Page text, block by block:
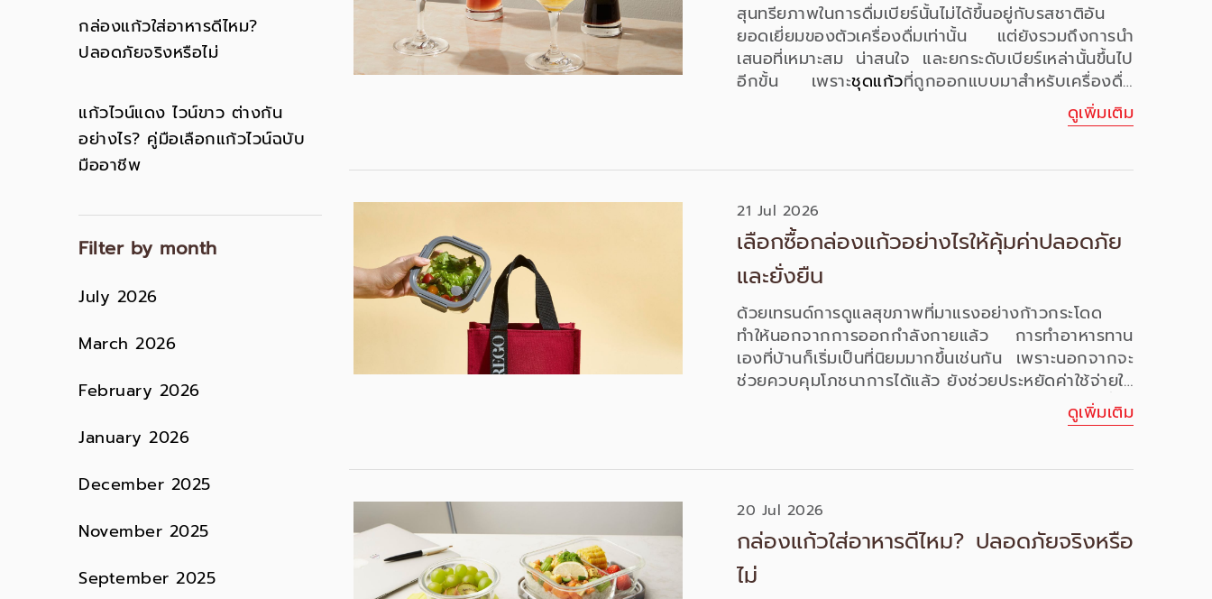
สุนทรียภาพในการดื่มเบียร์นั้นไม่ได้ขึ้นอยู่กับรสชาติอัน
ยอดเยี่ยมของตัวเครื่องดื่มเท่านั้น แต่ยังรวมถึงการนำ
เสนอที่เหมาะสม น่าสนใจ และยกระดับเบียร์เหล่านั้นขึ้นไป
อีกขั้น เพราะชุดแก้วที่ถูกออกแบบมาสำหรับเครื่องดื่ม
หรือแม้แต่ดูเพิ่มเติม
21 Jul 2026
เลือกซื้อกล่องแก้วอย่างไรให้คุ้มค่าปลอดภัย
และยั่งยืน
ด้วยเทรนด์การดูแลสุขภาพที่มาแรงอย่างก้าวกระโดด
ทำให้นอกจากการออกกำลังกายแล้ว การทำอาหารทาน
เองที่บ้านก็เริ่มเป็นที่นิยมมากขึ้นเช่นกัน เพราะนอกจากจะ
ช่วยควบคุมโภชนาการได้แล้ว ยังช่วยประหยัดค่าใช้จ่ายใน
แต่ละวันจากการทำอาหารเตรียมไว้ไม่น้อย ทว่าสิ่งหนึ่งที่
มักถูกมองข้ามแต่มีความสำคัญไม่แพ้กันคือ การเลือก
และจุดนี้เองที่ทำให้ “กล่องแก้ว” กลายเป็นตัวเลือกบรรจุ
ดูเพิ่มเติม
20 Jul 2026
กล่องแก้วใส่อาหารดีไหม? ปลอดภัยจริงหรือ
ไม่
กล่องแก้วใส่อาหารดีไหม?
ปลอดภัยจริงหรือไม่
แก้วไวน์แดง ไวน์ขาว ต่างกัน
อย่างไร? คู่มือเลือกแก้วไวน์ฉบับ
มืออาชีพ
Filter by month
July 2026
March 2026
February 2026
January 2026
December 2025
November 2025
September 2025